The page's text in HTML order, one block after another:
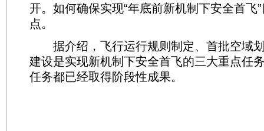
开。如何确保实现“年底前新机制下安全首飞
点。
据介绍，飞行运行规则制定、首批空域
建设是实现新机制下安全首飞的三大重点任
任务都已经取得阶段性成果。